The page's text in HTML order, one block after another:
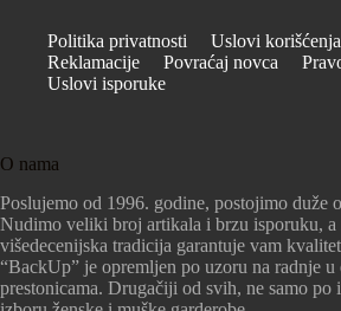
Politika privatnosti
Uslovi
Reklamacije
Povraćaj novca
Uslovi isporuke
O nama
Poslujemo od 1996. godine, postojimo duže
Nudimo veliki broj artikala i brzu isporuku, a
višedecenijska tradicija garantuje vam
“BackUp” je opremljen po uzoru na radnje
prestonicama. Drugačiji od svih, ne samo po